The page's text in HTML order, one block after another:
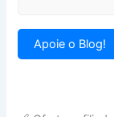
Apoie o Blog!